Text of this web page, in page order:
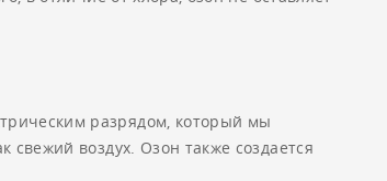
разрядом, который мы
воздух. Озон также создается